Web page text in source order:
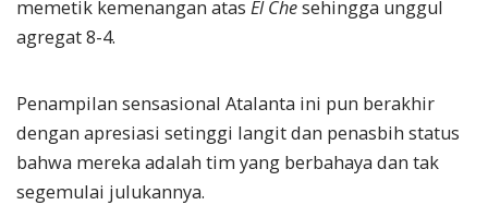
memetik kemenangan atas El Chesehingga unggul
agregat 8-4.
Penampilan sensasional Atalanta ini pun berakhir
dengan apresiasi setinggi langit dan penasbih status
bahwa mereka adalah tim yang berbahaya dan tak
segemulai julukannya.